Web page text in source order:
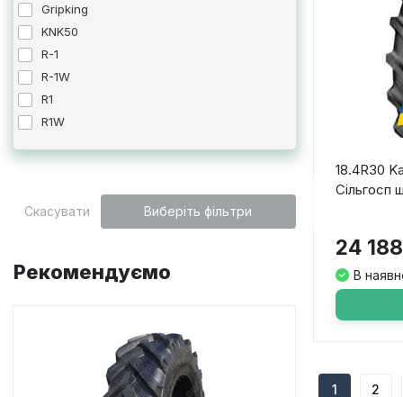
Gripking
KNK50
R-1
R-1W
R1
R1W
TR-135
Скасувати Виберіть фільтри
Рекомендуємо
18.4R30
Сільгосп
24
В
1 2